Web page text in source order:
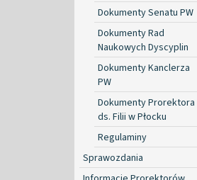
Dokumenty Senatu PW
Dokumenty Rad
Naukowych Dyscyplin
Dokumenty Kanclerza
PW
Dokumenty Prorektora
ds. Filii w Płocku
Regulaminy
Sprawozdania